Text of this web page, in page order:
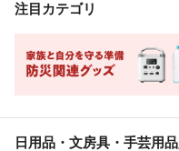
注目カテゴリ
日用品・文房具・手芸用品